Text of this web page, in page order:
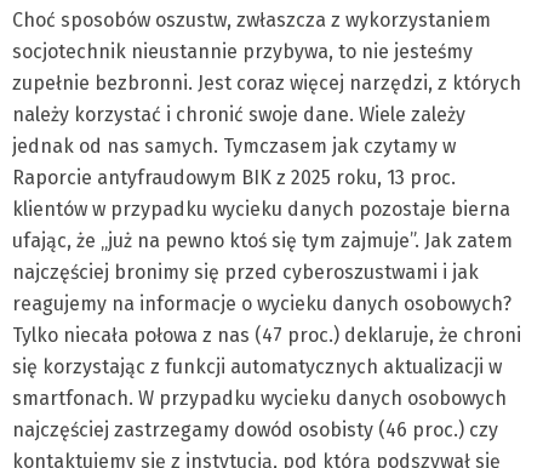
Choć sposobów oszustw, zwłaszcza z wykorzystaniem
socjotechnik nieustannie przybywa, to nie jesteśmy
zupełnie bezbronni. Jest coraz więcej narzędzi, z których
należy korzystać i chronić swoje dane. Wiele zależy
jednak od nas samych. Tymczasem jak czytamy w
Raporcie antyfraudowym BIK z 2025 roku, 13 proc.
klientów w przypadku wycieku danych pozostaje bierna
ufając, że „już na pewno ktoś się tym zajmuje”. Jak zatem
najczęściej bronimy się przed cyberoszustwami i jak
reagujemy na informacje o wycieku danych osobowych?
Tylko niecała połowa z nas (47 proc.) deklaruje, że chroni
się korzystając z funkcji automatycznych aktualizacji w
smartfonach. W przypadku wycieku danych osobowych
najczęściej zastrzegamy dowód osobisty (46 proc.) czy
kontaktujemy się z instytucją, pod którą podszywał się